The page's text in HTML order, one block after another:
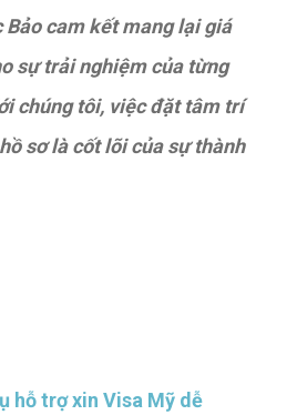
Bảo cam kết mang lại giá
sự trải nghiệm của từng
chúng tôi, việc đặt tâm trí
sơ là cốt lõi của sự thành
hỗ trợ xin Visa Mỹ dễ